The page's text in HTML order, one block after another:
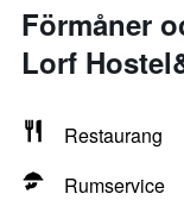
Förmåner
Lorf
Restaurang
Rumservice